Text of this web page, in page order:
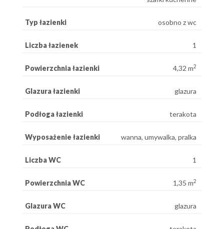
Typ łazienki osobno z wc
Liczba łazienek 1
Powierzchnia łazienki 4,32 m2
Glazura łazienki glazura
Podłoga łazienki terakota
Wyposażenie łazienki wanna, umywalka, pralka
Liczba WC 1
Powierzchnia WC 1,35 m2
Glazura WC glazura